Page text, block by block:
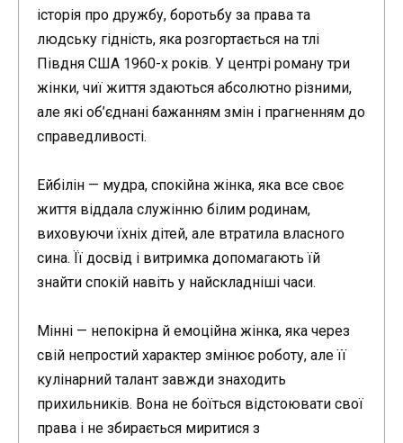
історія про дружбу, боротьбу за права та
людську гідність, яка розгортається на тлі
Півдня США 1960-х років. У центрі роману три
жінки, чиї життя здаються абсолютно різними,
але які об’єднані бажанням змін і прагненням до
справедливості.
Ейбілін — мудра, спокійна жінка, яка все своє
життя віддала служінню білим родинам,
виховуючи їхніх дітей, але втратила власного
сина. Її досвід і витримка допомагають їй
знайти спокій навіть у найскладніші часи.
Мінні — непокірна й емоційна жінка, яка через
свій непростий характер змінює роботу, але її
кулінарний талант завжди знаходить
прихильників. Вона не боїться відстоювати свої
права і не збирається миритися з